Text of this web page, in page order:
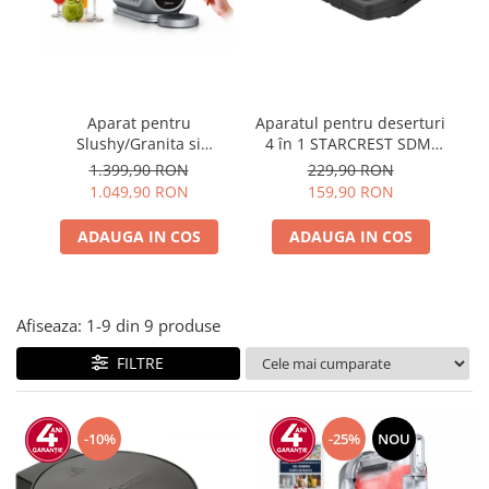
Robot de bucătărie
Dispozitive smart home
Aparat pentru
Slushy/Granita si
Inghetata STARCREST
IceMix SSI-2518PRO, 2.5L,
Panou de control tactil, 8
Programe, Carte retete,
Gri/Negru
1.399,90 RON
1.049,90 RON
ADAUGA IN COS
Aparatul pentru deserturi
4 în 1 STARCREST SDM-
4110BX, 800W, placi
detasabile cu invelis
ceramic pentru vafe,
nuci, gogosi si smile
sandwich, negru
229,90 RON
159,90 RON
ADAUGA IN COS
Afiseaza: 1-9 din 9 produse
FILTRE
-10% -25% NOU